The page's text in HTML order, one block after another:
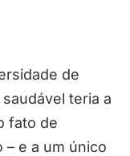
de
teria a
fato de
– e a um único